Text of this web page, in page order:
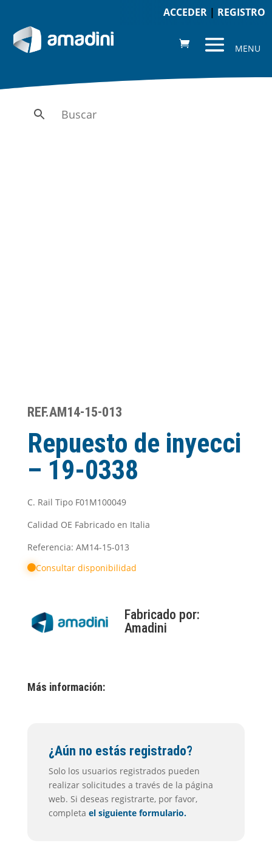
ACCEDER| REGISTRO
REF.AM14-15-013
Repuesto de inyecci
– 19-0338
C. Rail Tipo F01M100049
Calidad OE Fabricado en Italia
Referencia: AM14-15-013
Consultar disponibilidad
Fabricado por:
Amadini
Más información:
¿Aún no estás registrado?
Solo los usuarios registrados pueden
realizar solicitudes a través de la página
web. Si deseas registrarte, por favor,
completa el siguiente formulario.